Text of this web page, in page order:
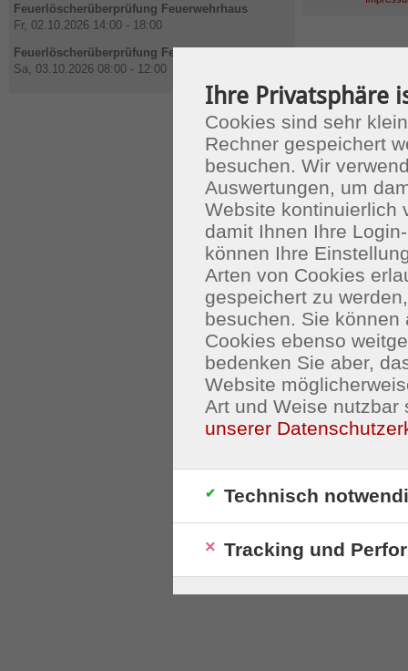
Feuerlöscherüberprüfung Feuerwehrhaus
Fr, 02.10.2026 14:00 - 18:00
Feuerlöscherüberprüfung Feuerwehrhaus
Sa, 03.10.2026 08:00 - 12:00
Ihre Privatsphäre
Cookies sind sehr
Rechner gespeichert
besuchen. Wir
Auswertungen, um
Website kontinuierlich
damit Ihnen Ihre
können Ihre
Arten von Cookies
gespeichert zu
besuchen. Sie
Cookies ebenso
bedenken Sie aber,
Website
Art und Weise nutzbar
unserer
Technisch
Tracking und